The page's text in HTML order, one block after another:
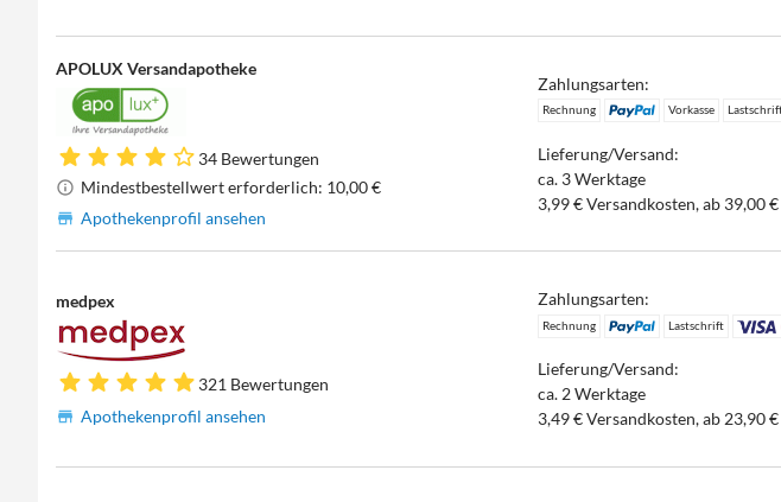
APOLUX Versandapotheke
34 Bewertungen
Mindestbestellwert erforderlich: 10,00 €
Apothekenprofil ansehen
Zahlungsarten:
Rechnung Vorkasse
Lieferung/Versand:
ca. 3 Werktage
3,99 € Versandkosten, ab 39,00
medpex
321 Bewertungen
Apothekenprofil ansehen
Zahlungsarten:
Rechnung Lastschrift
Lieferung/Versand:
ca. 2 Werktage
3,49 € Versandkosten, ab 23,90